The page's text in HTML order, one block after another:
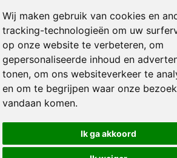
Wij maken gebruik van cookies en
tracking-technologieën om uw
op onze website te verbeteren, om
gepersonaliseerde inhoud en
tonen, om ons websiteverkeer te
en om te begrijpen waar onze
vandaan komen.
Ik ga akkoord